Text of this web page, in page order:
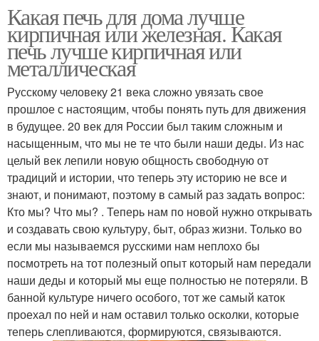
Какая печь для дома лучше
кирпичная или железная. Какая
печь лучше кирпичная или
металлическая
Русскому человеку 21 века сложно увязать свое
прошлое с настоящим, чтобы понять путь для движения
в будущее. 20 век для России был таким сложным и
насыщенным, что мы не те что были наши деды. Из нас
целый век лепили новую общность свободную от
традиций и истории, что теперь эту историю не все и
знают, и понимают, поэтому в самый раз задать вопрос:
Кто мы? Что мы? . Теперь нам по новой нужно открывать
и создавать свою культуру, быт, образ жизни. Только во
если мы называемся русскими нам неплохо бы
посмотреть на тот полезный опыт который нам передали
наши деды и который мы еще полностью не потеряли. В
банной культуре ничего особого, тот же самый каток
проехал по ней и нам оставил только осколки, которые
теперь слепливаются, формируются, связываются.